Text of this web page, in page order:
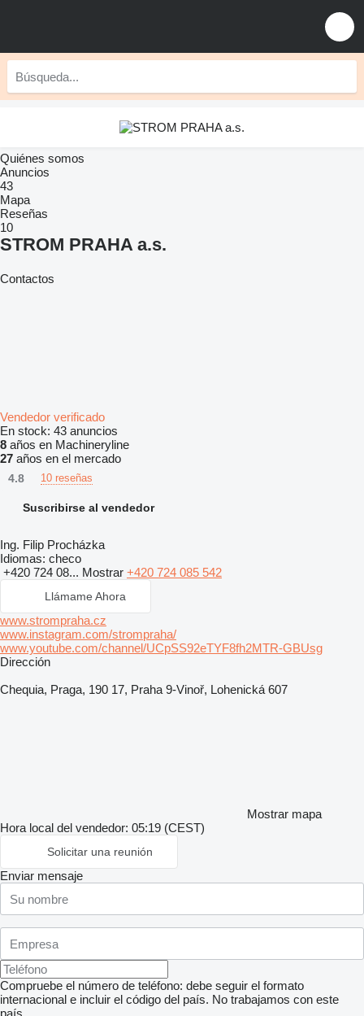
Quiénes somos
Anuncios
43
Mapa
Reseñas
10
STROM PRAHA a.s.
Contactos
Vendedor verificado
En stock: 43 anuncios
8 años en Machineryline
27 años en el mercado
4.8 10 reseñas
Suscribirse al vendedor
Ing. Filip Procházka
Idiomas: checo
+420 724 08... Mostrar +420 724 085 542
Llámame Ahora
www.strompraha.cz
www.instagram.com/strompraha/
www.youtube.com/channel/UCpSS92eTYF8fh2MTR-GBUsg
Dirección
Chequia, Praga, 190 17, Praha 9-Vinoř, Lohenická 607
Mostrar mapa
Hora local del vendedor: 05:19 (CEST)
Solicitar una reunión
Enviar mensaje
Compruebe el número de teléfono: debe seguir el formato
internacional e incluir el código del país. No trabajamos con este
país